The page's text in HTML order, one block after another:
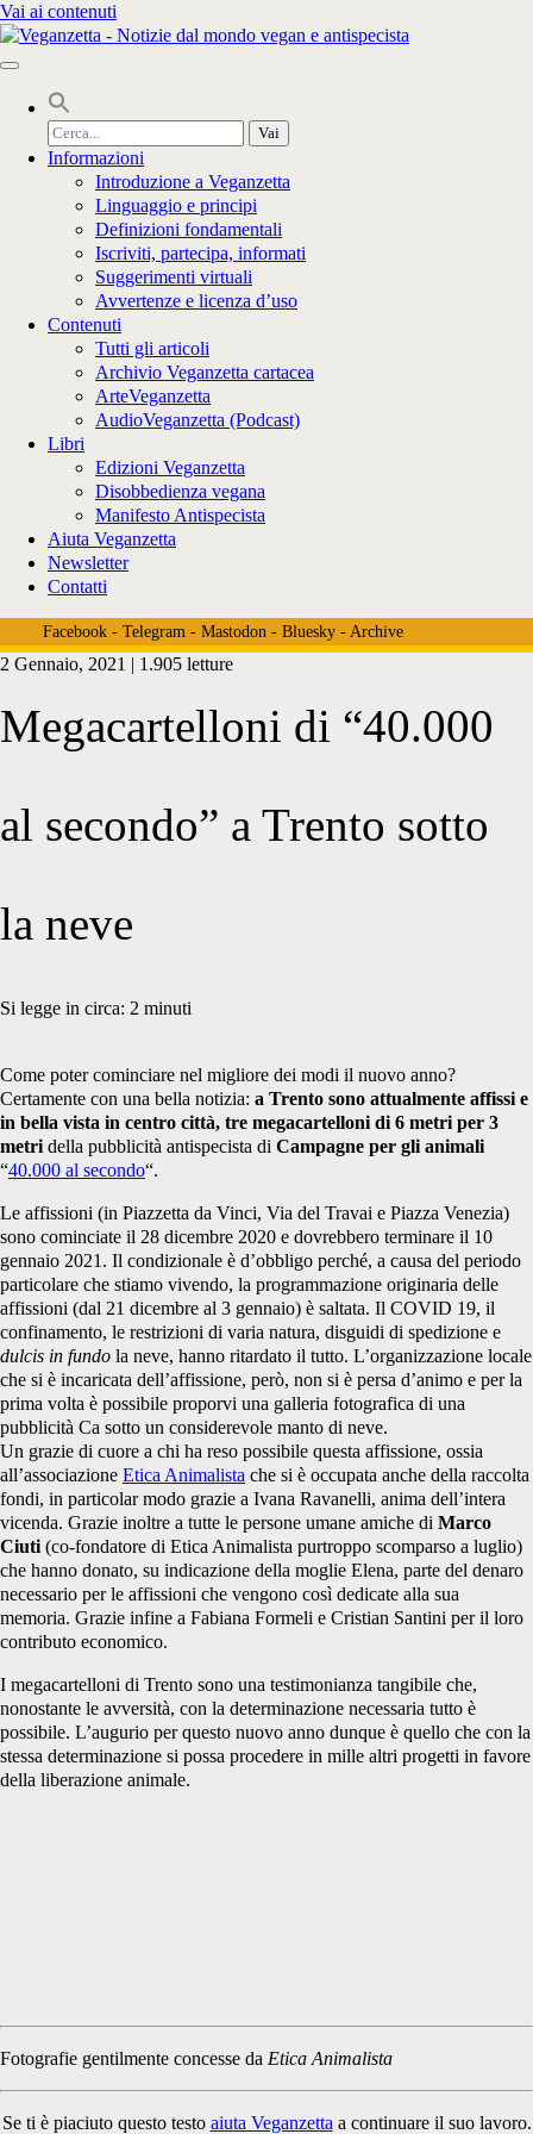
Vai ai contenuti
Cerca
per:
Informazioni
Introduzione a Veganzetta
Linguaggio e principi
Definizioni fondamentali
Iscriviti, partecipa, informati
Suggerimenti virtuali
Avvertenze e licenza d’uso
Contenuti
Tutti gli articoli
Archivio Veganzetta cartacea
ArteVeganzetta
AudioVeganzetta (Podcast)
Libri
Edizioni Veganzetta
Disobbedienza vegana
Manifesto Antispecista
Aiuta Veganzetta
Newsletter
Contatti
Facebook- Telegram- Mastodon- Bluesky- Archive
2 Gennaio, 2021 | 1.905 letture
Megacartelloni di “40.000
al secondo” a Trento sotto
la neve
Si legge in circa: 2 minuti
Come poter cominciare nel migliore dei modi il nuovo anno?
Certamente con una bella notizia: a Trento sono attualmente affissi e
in bella vista in centro città, tre megacartelloni di 6 metri per 3
metri della pubblicità antispecista di Campagne per gli animali
“40.000 al secondo“.
Le affissioni (in Piazzetta da Vinci, Via del Travai e Piazza Venezia)
sono cominciate il 28 dicembre 2020 e dovrebbero terminare il 10
gennaio 2021. Il condizionale è d’obbligo perché, a causa del periodo
particolare che stiamo vivendo, la programmazione originaria delle
affissioni (dal 21 dicembre al 3 gennaio) è saltata. Il COVID 19, il
confinamento, le restrizioni di varia natura, disguidi di spedizione e
dulcis in fundo la neve, hanno ritardato il tutto. L’organizzazione locale
che si è incaricata dell’affissione, però, non si è persa d’animo e per la
prima volta è possibile proporvi una galleria fotografica di una
pubblicità Ca sotto un considerevole manto di neve.
Un grazie di cuore a chi ha reso possibile questa affissione, ossia
all’associazione Etica Animalista che si è occupata anche della raccolta
fondi, in particolar modo grazie a Ivana Ravanelli, anima dell’intera
vicenda. Grazie inoltre a tutte le persone umane amiche di Marco
Ciuti (co-fondatore di Etica Animalista purtroppo scomparso a luglio)
che hanno donato, su indicazione della moglie Elena, parte del denaro
necessario per le affissioni che vengono così dedicate alla sua
memoria. Grazie infine a Fabiana Formeli e Cristian Santini per il loro
contributo economico.
I megacartelloni di Trento sono una testimonianza tangibile che,
nonostante le avversità, con la determinazione necessaria tutto è
possibile. L’augurio per questo nuovo anno dunque è quello che con la
stessa determinazione si possa procedere in mille altri progetti in favore
della liberazione animale.
Fotografie gentilmente concesse da Etica Animalista
Se ti è piaciuto questo testo aiuta Veganzetta a continuare il suo lavoro.